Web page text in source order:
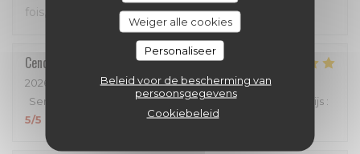
Weiger alle cookies
Personaliseer
Beleid voor de bescherming van
persoonsgegevens
Cookiebeleid
fois, ce restaurant me procure plaisir et détente.
Cendrine
2026-05-14
- 20:30 - Gasten 5
Service
Atmosfeer:5/5 Keuken:5/5 Kwaliteit / Prijs :
5/5